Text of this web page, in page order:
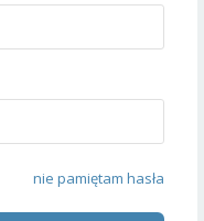
nie pamiętam hasła